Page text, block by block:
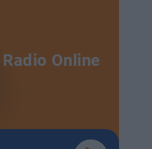
Radio Online